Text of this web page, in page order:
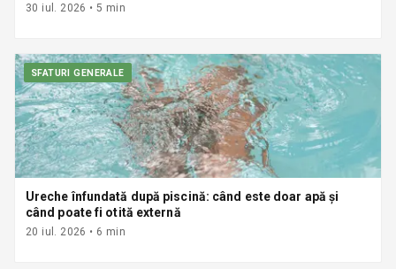
30 iul. 2026 •5 min
SFATURI GENERALE
Ureche înfundată după piscină: când este doar apă și
când poate fi otită externă
20 iul. 2026 • 6 min